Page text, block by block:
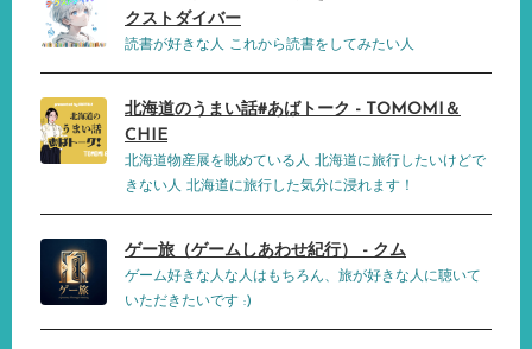
クストダイバー
読書が好きな人 これから読書をしてみたい人
北海道のうまい話#あばトーク - TOMOMI＆
CHIE
北海道物産展を眺めている人 北海道に旅行したいけどで
きない人 北海道に旅行した気分に浸れます！
ゲー旅（ゲームしあわせ紀行） - クム
ゲーム好きな人な人はもちろん、旅が好きな人に聴いて
いただきたいです :)